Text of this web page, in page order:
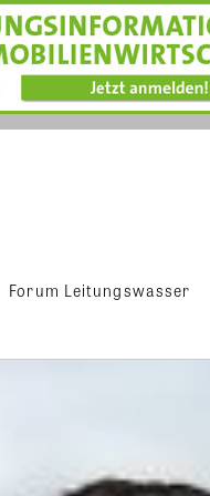
Forum Leitungswasser